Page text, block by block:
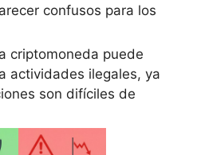
confusos para los
criptomoneda puede
actividades ilegales, ya
son difíciles de